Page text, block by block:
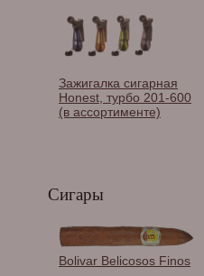
Зажигалка сигарная
Honest, турбо 201-600
(в ассортименте)
Гильотина Colibri S-
Сигары
Bolivar Belicosos Finos